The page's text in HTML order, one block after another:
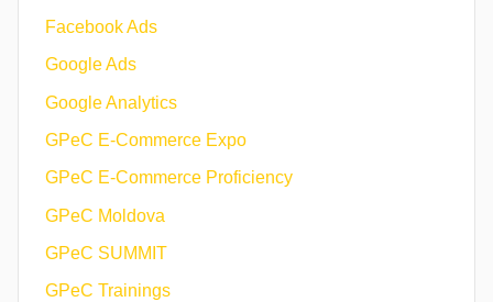
Facebook Ads
Google Ads
Google Analytics
GPeC E-Commerce Expo
GPeC E-Commerce Proficiency
GPeC Moldova
GPeC SUMMIT
GPeC Trainings